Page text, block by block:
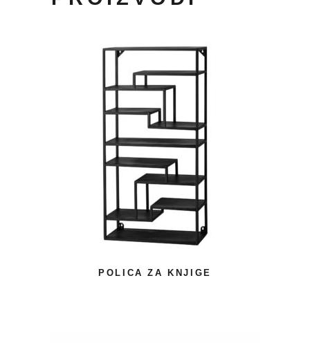
POLICA ZA KNJIGE